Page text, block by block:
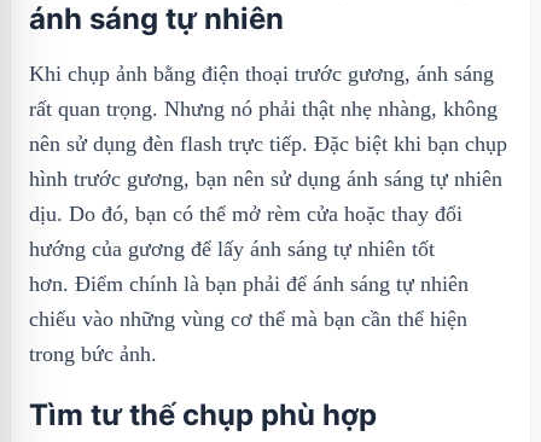
ánh sáng tự nhiên
Khi chụp ảnh bằng điện thoại trước gương, ánh sáng
rất quan trọng. Nhưng nó phải thật nhẹ nhàng, không
nên sử dụng đèn flash trực tiếp. Đặc biệt khi bạn chụp
hình trước gương, bạn nên sử dụng ánh sáng tự nhiên
dịu. Do đó, bạn có thể mở rèm cửa hoặc thay đổi
hướng của gương để lấy ánh sáng tự nhiên tốt
hơn. Điểm chính là bạn phải để ánh sáng tự nhiên
chiếu vào những vùng cơ thể mà bạn cần thể hiện
trong bức ảnh.
Tìm tư thế chụp phù hợp